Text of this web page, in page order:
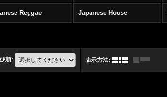
Reggae Japanese House
順: 表示方法: